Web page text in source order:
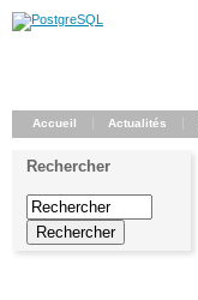
Accueil Actualités
Rechercher